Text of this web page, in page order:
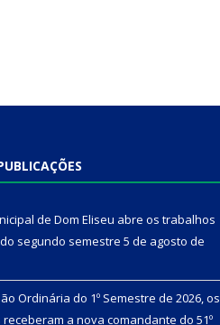
de Dom Eliseu abre os trabalhos
segundo semestre 5 de agosto de
Ordinária do 1º Semestre de 2026, os
a nova comandante do 51º